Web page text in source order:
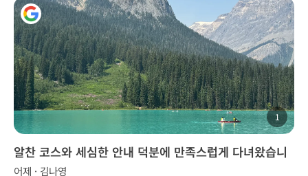
1
알찬 코스와 세심한 안내 덕분에 만족스럽게 다녀왔습니
다.
어제 · 김나영